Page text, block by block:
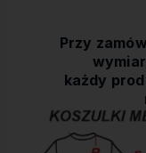
Przy
każdy